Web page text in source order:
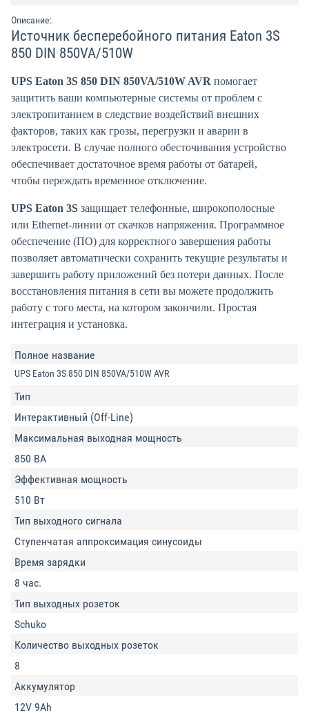
Описание:
Источник бесперебойного питания Eaton 3S
850 DIN 850VA/510W
UPS Eaton 3S 850 DIN 850VA/510W AVR помогает
защитить ваши компьютерные системы от проблем с
электропитанием в следствие воздействий внешних
факторов, таких как грозы, перегрузки и аварии в
электросети. В случае полного обесточивания устройство
обеспечивает достаточное время работы от батарей,
чтобы переждать временное отключение.
UPS Eaton 3S защищает телефонные, широкополосные
или Ethernet-линии от скачков напряжения. Программное
обеспечение (ПО) для корректного завершения работы
позволяет автоматически сохранить текущие результаты и
завершить работу приложений без потери данных. После
восстановления питания в сети вы можете продолжить
работу с того места, на котором закончили. Простая
интеграция и установка.
Полное название
UPS Eaton 3S 850 DIN 850VA/510W AVR
Тип
Интерактивный (Off-Line)
Максимальная выходная мощность
850 ВА
Эффективная мощность
510 Вт
Тип выходного сигнала
Ступенчатая аппроксимация синусоиды
Время зарядки
8 час.
Тип выходных розеток
Schuko
Количество выходных розеток
8
Аккумулятор
12V 9Ah